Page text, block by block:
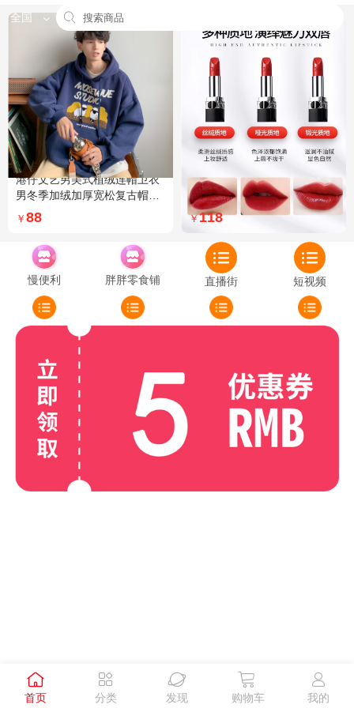
全国
港仔文艺男美式植绒连帽卫衣
男冬季加绒加厚宽松复古帽衫
外套 XXL 加绒 5XL 灰色加绒
￥ 88
Dior迪奥全新烈艳蓝金口红品
牌授权经典藤格纹饰带丝绒质
地999色号传奇红唇哑光 哑光
￥118
慢便利 胖胖零食铺 直播街 短视频

首页

分类

发现

购物车

我的